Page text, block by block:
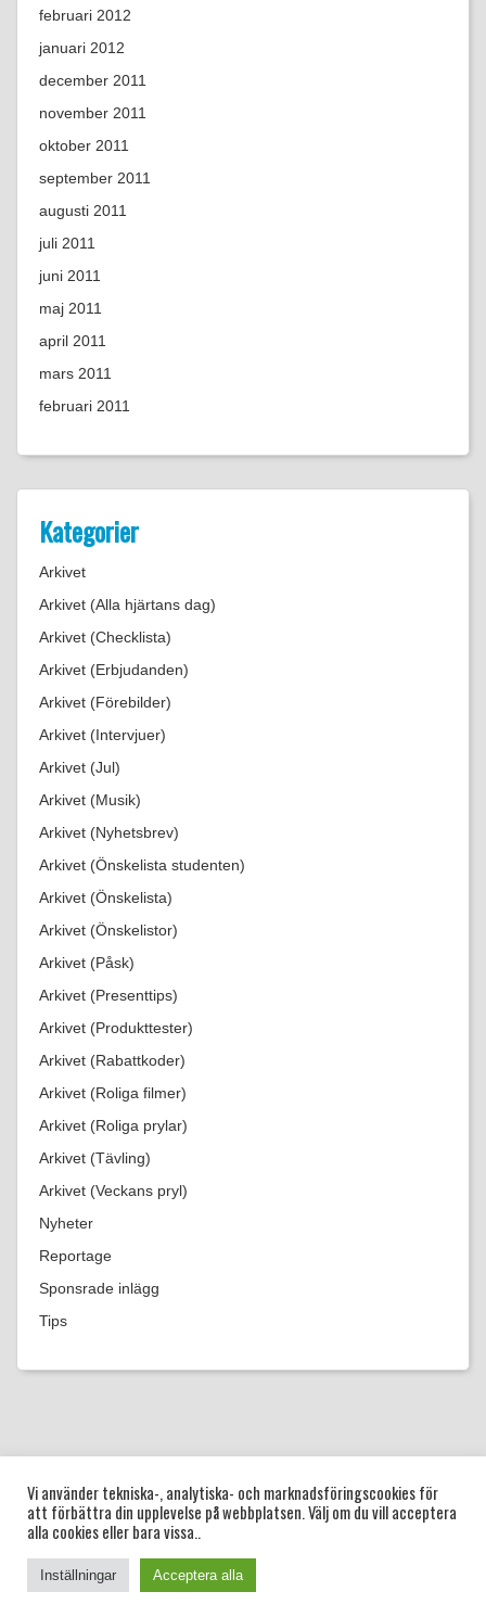
februari 2012
januari 2012
december 2011
november 2011
oktober 2011
september 2011
augusti 2011
juli 2011
juni 2011
maj 2011
april 2011
mars 2011
februari 2011
Kategorier
Arkivet
Arkivet (Alla hjärtans dag)
Arkivet (Checklista)
Arkivet (Erbjudanden)
Arkivet (Förebilder)
Arkivet (Intervjuer)
Arkivet (Jul)
Arkivet (Musik)
Arkivet (Nyhetsbrev)
Arkivet (Önskelista studenten)
Arkivet (Önskelista)
Arkivet (Önskelistor)
Arkivet (Påsk)
Arkivet (Presenttips)
Arkivet (Produkttester)
Arkivet (Rabattkoder)
Arkivet (Roliga filmer)
Arkivet (Roliga prylar)
Arkivet (Tävling)
Arkivet (Veckans pryl)
Nyheter
Reportage
Sponsrade inlägg
Tips
Startsida Blogg | Guider | Bröllop | Dop |
Frågor
och svar
AB.
Vi använder tekniska-, analytiska- och marknadsföringscookies för
att förbättra din upplevelse på webbplatsen. Välj om du vill acceptera
alla cookies eller bara vissa..
Inställningar Acceptera alla
.